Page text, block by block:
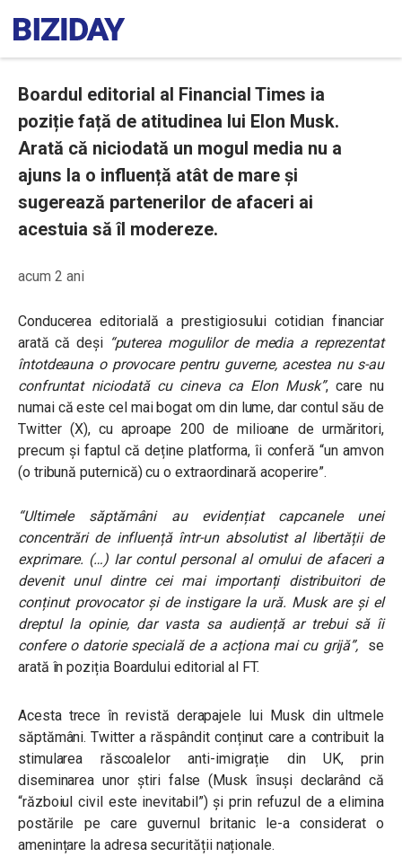
Boardul editorial al Financial Times ia
poziție față de atitudinea lui Elon Musk.
Arată că niciodată un mogul media nu a
ajuns la o influență atât de mare și
sugerează partenerilor de afaceri ai
acestuia să îl modereze.
acum 2 ani
Conducerea editorială a prestigiosului cotidian financiar
arată că deși “puterea mogulilor de media a reprezentat
întotdeauna o provocare pentru guverne, acestea nu s-au
confruntat niciodată cu cineva ca Elon Musk”, care nu
numai că este cel mai bogat om din lume, dar contul său de
Twitter (X), cu aproape 200 de milioane de urmăritori,
precum și faptul că deține platforma, îi conferă “un amvon
(o tribună puternică) cu o extraordinară acoperire”.
“Ultimele săptămâni au evidențiat capcanele unei
concentrări de influență într-un absolutist al libertății de
exprimare. (…) Iar contul personal al omului de afaceri a
devenit unul dintre cei mai importanți distribuitori de
conținut provocator și de instigare la ură. Musk are și el
dreptul la opinie, dar vasta sa audiență ar trebui să îi
confere o datorie specială de a acționa mai cu grijă”,
se
arată în poziția Boardului editorial al FT.
Acesta trece în revistă derapajele lui Musk din ultmele
săptămâni. Twitter a răspândit conținut care a contribuit la
stimularea răscoalelor anti-imigrație din UK, prin
diseminarea unor știri false (Musk însuși declarând că
“războiul civil este inevitabil”) și prin refuzul de a elimina
postările pe care guvernul britanic le-a considerat o
amenințare la adresa securității naționale.